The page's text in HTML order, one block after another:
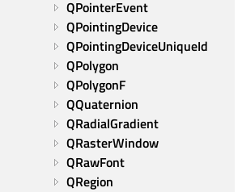
QPointerEvent
QPointingDevice
QPointingDeviceUniqueId
QPolygon
QPolygonF
QQuaternion
QRadialGradient
QRasterWindow
QRawFont
QRegion